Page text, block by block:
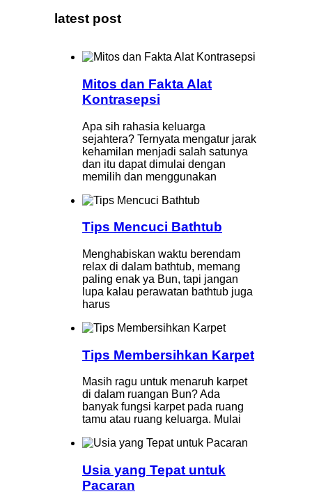
latest post
Mitos dan Fakta Alat
Kontrasepsi
Apa sih rahasia keluarga
sejahtera? Ternyata mengatur jarak
kehamilan menjadi salah satunya
dan itu dapat dimulai dengan
memilih dan menggunakan
Tips Mencuci Bathtub
Menghabiskan waktu berendam
relax di dalam bathtub, memang
paling enak ya Bun, tapi jangan
lupa kalau perawatan bathtub juga
harus
Tips Membersihkan Karpet
Masih ragu untuk menaruh karpet
di dalam ruangan Bun? Ada
banyak fungsi karpet pada ruang
tamu atau ruang keluarga. Mulai
Usia yang Tepat untuk
Pacaran